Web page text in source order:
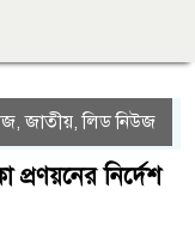
,জাতীয় ,লিড নিউজ
প্রণয়নের নির্দেশ